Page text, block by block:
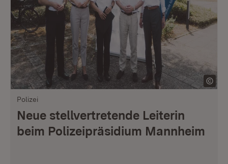
Polizei
Neue stellvertretende Leiterin
beim Polizeipräsidium Mannheim